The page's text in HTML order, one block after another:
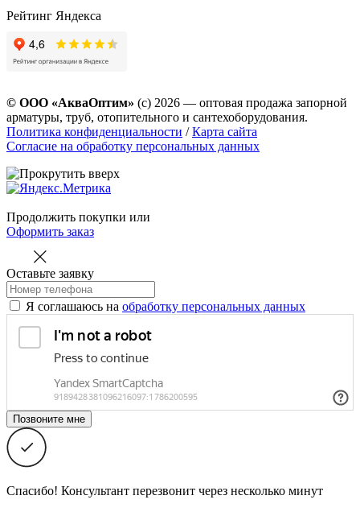
Рейтинг Яндекса
© ООО «АкваОптим» (с) 2026 — оптовая продажа запорной
арматуры, труб, отопительного и сантехоборудования.
Политика конфиденциальности /Карта сайта
Согласие на обработку персональных данных
Продолжить покупки или
Оформить заказ
Оставьте заявку
Я соглашаюсь на обработку персональных данных
Спасибо! Консультант перезвонит через несколько минут